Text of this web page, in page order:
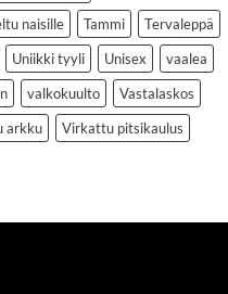
naisille
Tammi
Tervaleppä
Uniikki tyyli Unisex
vaalea
valkokuulto
Vastalaskos
arkku
Virkattu pitsikaulus